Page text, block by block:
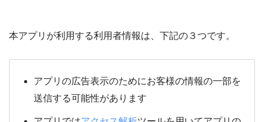
本アプリが利用する利用者情報は、下記の３つです。
アプリの広告表示のためにお客様の情報の一部を
送信する可能性があります